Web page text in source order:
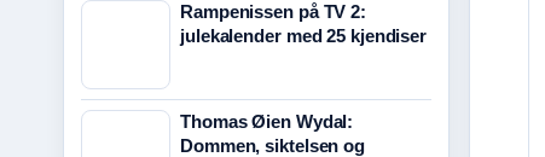
Rampenissen på TV 2:
julekalender med 25 kjendiser
Thomas Øien Wydal:
Dommen, siktelsen og